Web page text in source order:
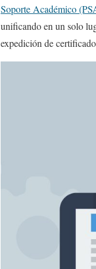
Soporte Académico
unificando en un solo
expedición de